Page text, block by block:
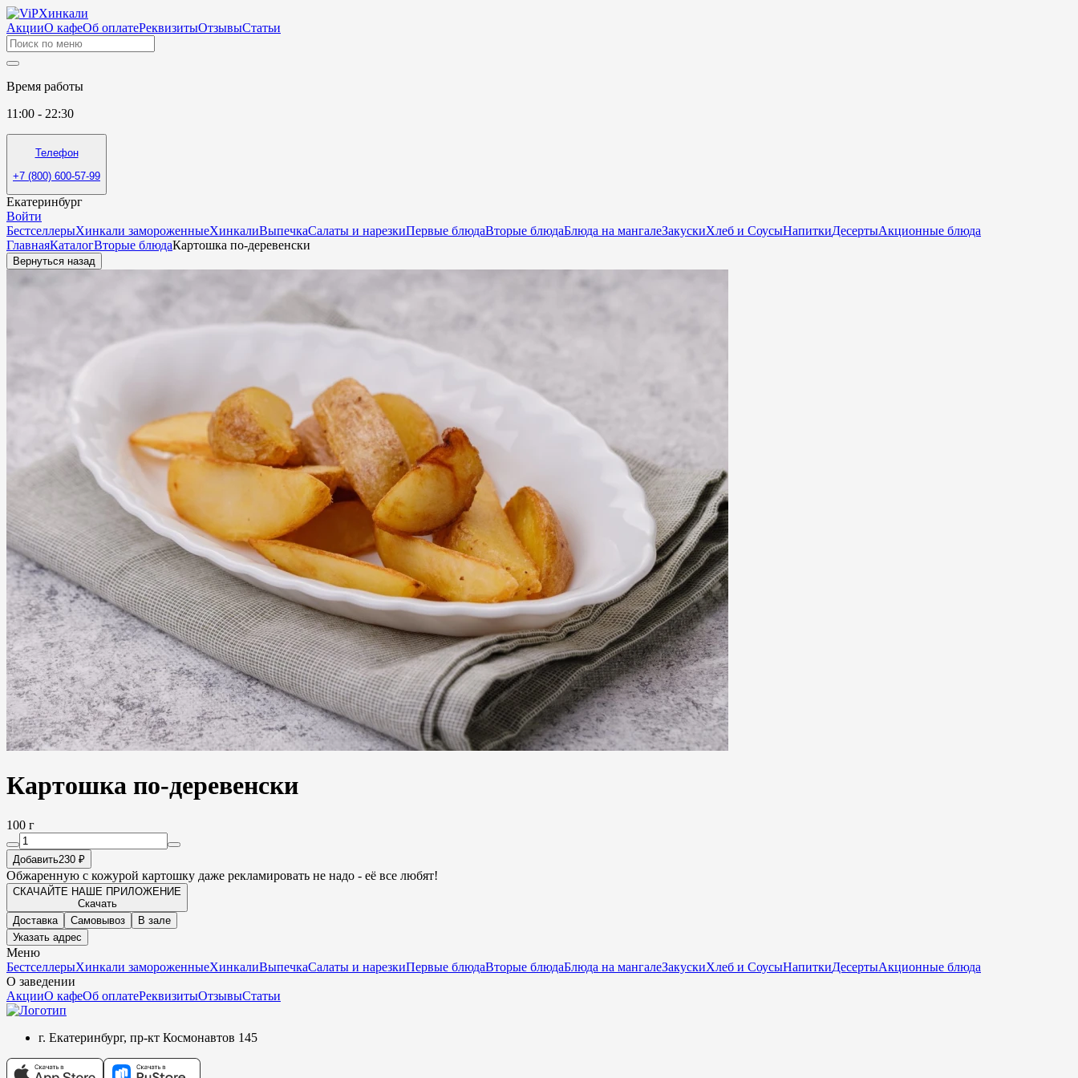
АкцииО кафеОб оплатеРеквизитыОтзывыСтатьи
Время работы
11:00 - 22:30
Телефон
+7 (800) 600-57-99
Екатеринбург
Войти
БестселлерыХинкали замороженныеХинкалиВыпечкаСалаты и нарезкиПервые блюдаВторые блюдаБлюда на мангалеЗакускиХлеб и СоусыНапиткиДесертыАкционные блюда
ГлавнаяКаталогВторые блюдаКартошка по-деревенски
Вернуться назад
Картошка по-деревенски
100 г
Добавить230 ₽
Обжаренную с кожурой картошку даже рекламировать не надо - её все любят!
СКАЧАЙТЕ НАШЕ ПРИЛОЖЕНИЕ
Скачать
Доставка
Самовывоз
В зале
Указать адрес
Меню
БестселлерыХинкали замороженныеХинкалиВыпечкаСалаты и нарезкиПервые блюдаВторые блюдаБлюда на мангалеЗакускиХлеб и СоусыНапиткиДесертыАкционные блюда
О заведении
АкцииО кафеОб оплатеРеквизитыОтзывыСтатьи
г. Екатеринбург, пр-кт Космонавтов 145